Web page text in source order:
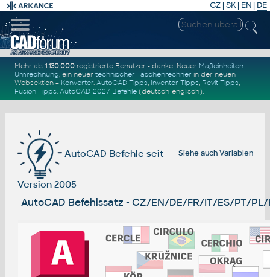
CZ | SK| EN | DE
Mehr als1.130.000 registrierte Benutzer - danke! Neuer Maßeinheiten
Umrechnung, ein neuertechnischer Taschenrechner in der neuen
Websektion – Konverter.AutoCAD Tipps, Inventor Tipps, Revit Tipps,
Fusion Tipps.AutoCAD-2027-Befehle (deutsch-englisch).
Siehe auchVariablen
AutoCAD Befehle seit
Version 2005
AutoCAD Befehlssatz - CZ/EN/DE/FR/IT/ES/PT/PL/